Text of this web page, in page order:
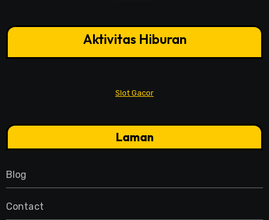
Aktivitas Hiburan
Slot Gacor
Laman
Blog
Contact